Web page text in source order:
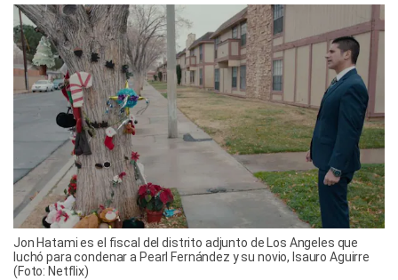
Jon Hatami es el fiscal del distrito adjunto de Los Angeles que
luchó para condenar a Pearl Fernández y su novio, Isauro Aguirre
(Foto: Netflix)